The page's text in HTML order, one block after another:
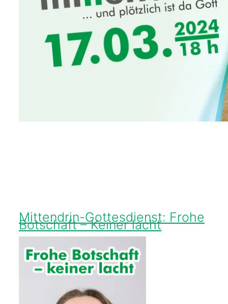
Mittendrin-Gottesdienst: Frohe
Botschaft – Keiner lacht